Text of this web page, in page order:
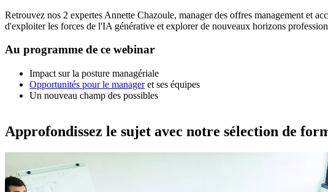
Retrouvez nos 2 expertes Annette Chazoule, manager des offres management et
d'exploiter les forces de l'IA générative et explorer de nouveaux horizons
Au programme de ce webinar
Impact sur la posture managériale
Opportunités pour le manageret ses équipes
Un nouveau champ des possibles
Approfondissez le sujet avec notre sélection de